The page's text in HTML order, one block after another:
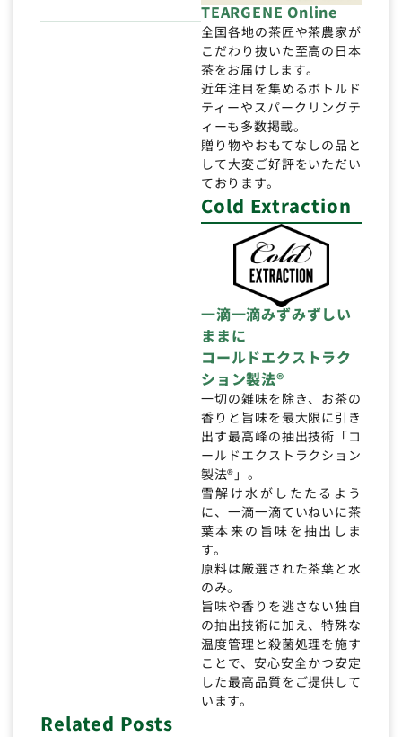
TEARGENE Online
全国各地の茶匠や茶農家が
こだわり抜いた至高の日本
茶をお届けします。
近年注目を集めるボトルド
ティーやスパークリングテ
ィーも多数掲載。
贈り物やおもてなしの品と
して大変ご好評をいただい
ております。
Cold Extraction
一滴一滴みずみずしい
ままに
コールドエクストラク
ション製法®
一切の雑味を除き、お茶の
香りと旨味を最大限に引き
出す最高峰の抽出技術「コ
ールドエクストラクション
製法®」。
雪解け水がしたたるよう
に、一滴一滴ていねいに茶
葉本来の旨味を抽出しま
す。
原料は厳選された茶葉と水
のみ。
旨味や香りを逃さない独自
の抽出技術に加え、特殊な
温度管理と殺菌処理を施す
ことで、安心安全かつ安定
した最高品質をご提供して
います。
Related Posts